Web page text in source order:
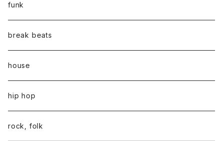
funk
break beats
house
hip hop
rock, folk